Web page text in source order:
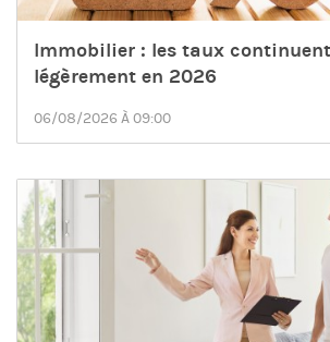
Immobilier : les taux
légèrement en 2026
06/08/2026 À 09:00